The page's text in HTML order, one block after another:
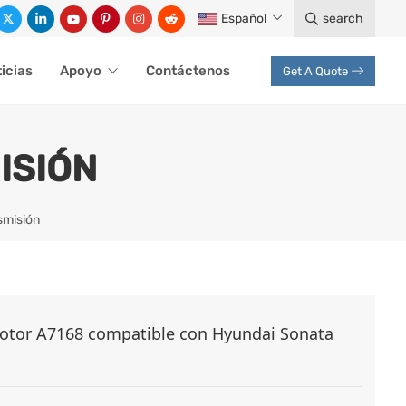
Español search
Apoyo Contáctenos Get A Quote
A7168 compatible con Hyundai Sonata